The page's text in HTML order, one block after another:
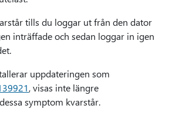
tills du loggar ut från den dator
inträffade och sedan loggar in igen
uppdateringen som
, visas inte längre
symptom kvarstår.